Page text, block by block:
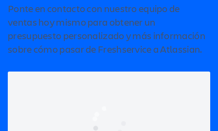
Ponte en contacto con nuestro equipo de
ventas hoy mismo para obtener un
presupuesto personalizado y más información
sobre cómo pasar de Freshservice a Atlassian.